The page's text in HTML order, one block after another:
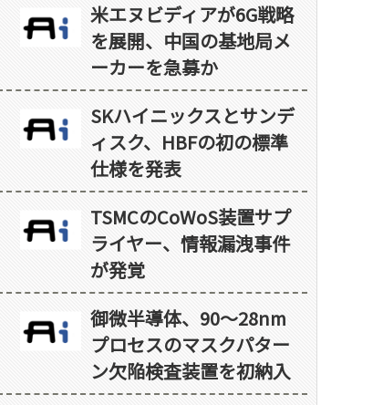
米エヌビディアが6G戦略
を展開、中国の基地局メ
ーカーを急募か
SKハイニックスとサンデ
ィスク、HBFの初の標準
仕様を発表
TSMCのCoWoS装置サプ
ライヤー、情報漏洩事件
が発覚
御微半導体、90～28nm
プロセスのマスクパター
ン欠陥検査装置を初納入